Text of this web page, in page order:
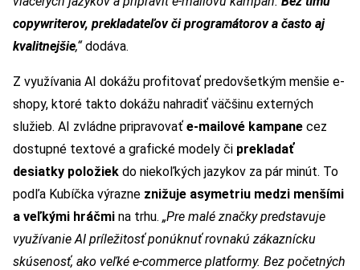
copywriterov, prekladateľov či programátorov a často aj
kvalitnejšie,“dodáva.
Z využívania AI dokážu profitovať predovšetkým menšie e-
shopy, ktoré takto dokážu nahradiť väčšinu externých
služieb. AI zvládne pripravovať e-mailové kampane cez
dostupné textové a grafické modely či prekladať
desiatky položiek do niekoľkých jazykov za pár minút. To
podľa Kubíčka výrazne znižuje asymetriu medzi menšími
a veľkými hráčmi na trhu. „Pre malé značky predstavuje
využívanie AI príležitosť ponúknuť rovnakú zákaznícku
skúsenosť, ako veľké e-commerce platformy. Bez početných